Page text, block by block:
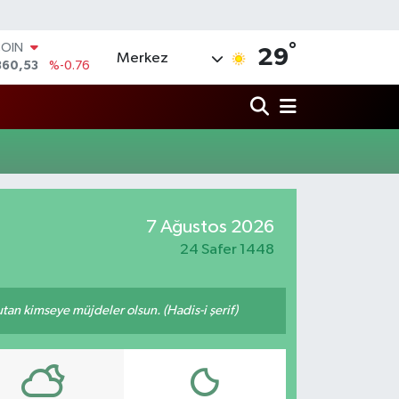
%-0.76
%0.02
ALTIN
Merkez 29°
7 Ağustos 2026
24 Safer 1448
kimseye müjdeler olsun. (Hadis-i şerif)